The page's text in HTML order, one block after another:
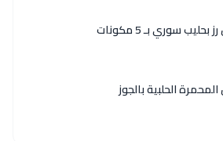
سوري بـ 5 مكونات
الحلبية بالجوز